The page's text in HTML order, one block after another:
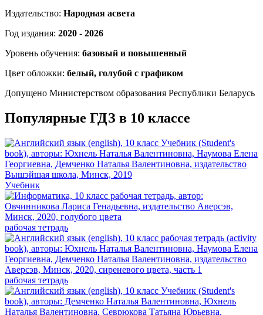
Издательство: Народная асвета
Год издания: 2020 - 2026
Уровень обучения: базовый и повышенный
Цвет обложки: белый, голубой с графиком
Допущено Министерством образования Республики Беларусь
Популярные ГДЗ в 10 классе
Учебник
рабочая тетрадь
рабочая тетрадь